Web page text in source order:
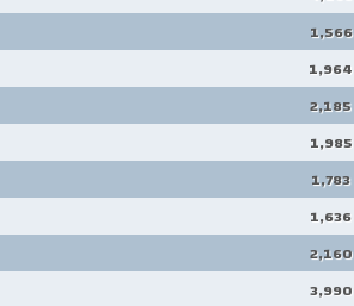
1,566
1,964
2,185
1,985
1,783
1,636
2,160
3,990